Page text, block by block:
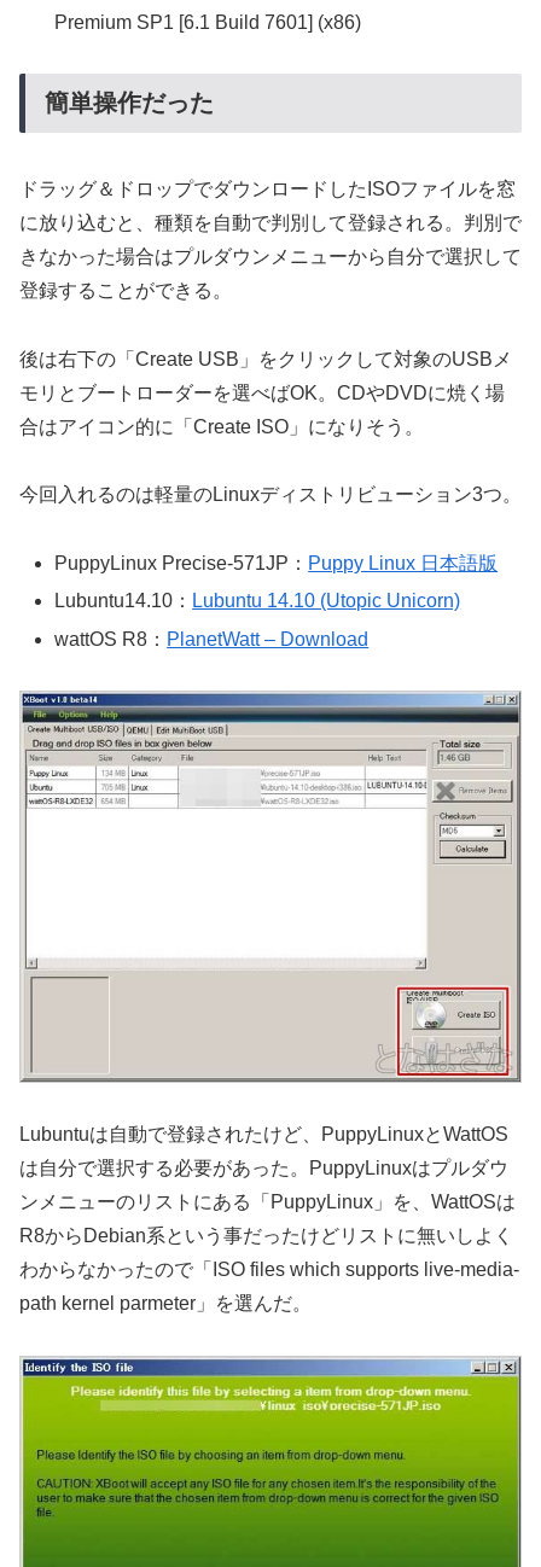
Premium SP1 [6.1 Build 7601] (x86)
簡単操作だった
ドラッグ＆ドロップでダウンロードしたISOファイルを窓
に放り込むと、種類を自動で判別して登録される。判別で
きなかった場合はプルダウンメニューから自分で選択して
登録することができる。
後は右下の「Create USB」をクリックして対象のUSBメ
モリとブートローダーを選べばOK。CDやDVDに焼く場
合はアイコン的に「Create ISO」になりそう。
今回入れるのは軽量のLinuxディストリビューション3つ。
PuppyLinux Precise-571JP： Puppy Linux 日本語版
Lubuntu14.10： Lubuntu 14.10 (Utopic Unicorn)
wattOS R8： PlanetWatt – Download
Lubuntuは自動で登録されたけど、PuppyLinuxとWattOS
は自分で選択する必要があった。PuppyLinuxはプルダウ
ンメニューのリストにある「PuppyLinux」を、WattOSは
R8からDebian系という事だったけどリストに無いしよく
わからなかったので「ISO files which supports live-media-
path kernel parmeter」を選んだ。